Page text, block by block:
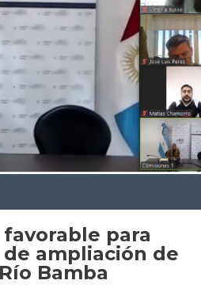
para
ampliación de
Bamba